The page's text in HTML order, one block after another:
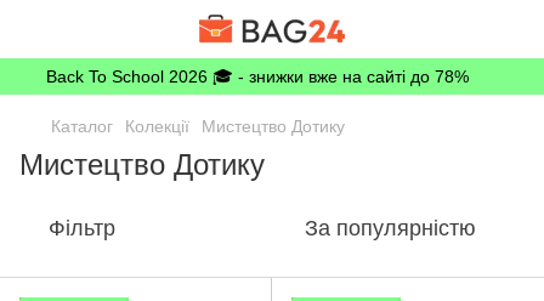
Back To School 2026 🎓 - знижки вже на сайті до 78%
Каталог Колекції Мистецтво Дотику
Мистецтво Дотику
Фільтр За популярністю